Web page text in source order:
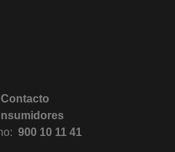
(abre en ventana nueva)
(abre en ventana nueva)
Contacto
900 10 11 41